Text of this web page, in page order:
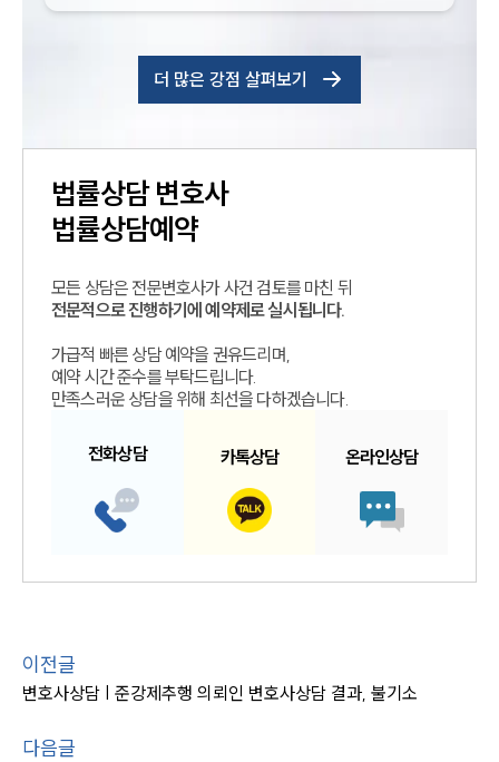
더 많은 강점 살펴보기
법률상담변호사
법률상담예약
모든 상담은 전문변호사가 사건 검토를 마친 뒤
전문적으로 진행하기에 예약제로 실시됩니다.
가급적 빠른 상담 예약을 권유드리며,
예약 시간 준수를 부탁드립니다.
만족스러운 상담을 위해 최선을 다하겠습니다.
전화상담 카톡상담 온라인상담
이전글
변호사상담 | 준강제추행 의뢰인 변호사상담 결과, 불기소
다음글